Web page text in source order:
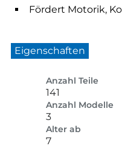
Fördert Motorik,
Eigenschaften
Anzahl Teile
141
Anzahl Modelle
3
Alter ab
7